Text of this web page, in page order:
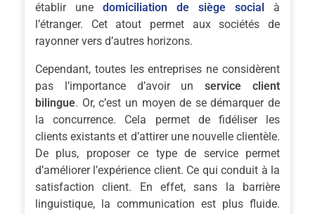
établir une domiciliation de siège social à
l’étranger. Cet atout permet aux sociétés de
rayonner vers d’autres horizons.
Cependant, toutes les entreprises ne considèrent
pas l’importance d’avoir unservice client
bilingue. Or, c’est un moyen de se démarquer de
la concurrence. Cela permet de fidéliser les
clients existants et d’attirer une nouvelle clientèle.
De plus, proposer ce type de service permet
d’améliorer l’expérience client. Ce qui conduit à la
satisfaction client. En effet, sans la barrière
linguistique, la communication est plus fluide.